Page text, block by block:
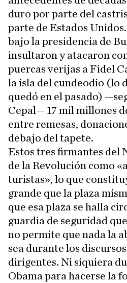
duro por parte del
parte de Estados
bajo la presidencia de
insultaron y atacaron
puercas verijas a Fidel
la isla del cundeodio (lo
quedó en el pasado)
Cepal— 17 mil millones
entre remesas,
debajo del tapete.
Estos tres firmantes del
de la Revolución como
turistas», lo que
grande que la plaza
que esa plaza se halla
guardia de seguridad
no permite que nada la
sea durante los
dirigentes. Ni siquiera
Obama para hacerse la